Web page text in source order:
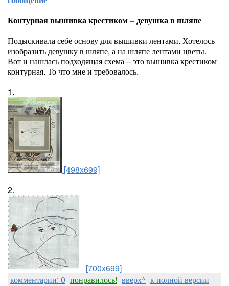
Контурная вышивка крестиком – девушка в шляпе
Подыскивала себе основу для вышивки лентами. Хотелось
изобразить девушку в шляпе, а на шляпе лентами цветы.
Вот и нашлась подходящая схема – это вышивка крестиком
контурная. То что мне и требовалось.
1.
[498x699]
2.
[700x699]
комментарии: 0 понравилось! вверх^ к полной версии